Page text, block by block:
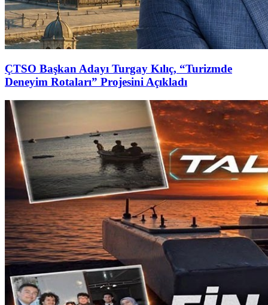
ÇTSO Başkan Adayı Turgay Kılıç, “Turizmde
Deneyim Rotaları” Projesini Açıkladı